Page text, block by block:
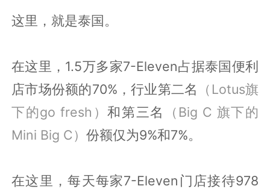
这里，就是泰国。
在这里，1.5万多家7-Eleven占据泰国便利
店市场份额的70%，行业第二名
（Lotus旗
下的go fresh）和第三名
（Big C 旗下的
Mini Big C）份额仅为9%和7%。
在这里，每天每家7-Eleven门店接待978